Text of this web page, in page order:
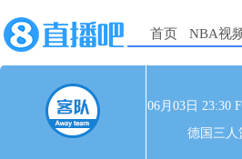
首页 NBA视
06月03日 23:30
德国三人